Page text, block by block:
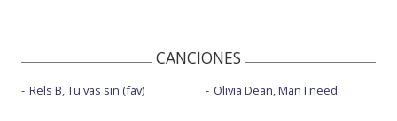
CANCIONES
Rels B, Tu vas sin (fav) Olivia Dean, Man I need